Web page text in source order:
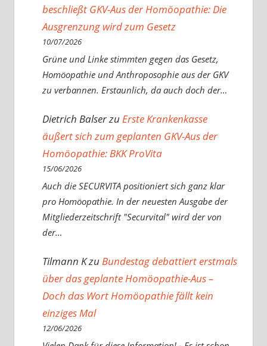
beschließt GKV-Aus der Homöopathie: Die
Ausgrenzung wird zum Gesetz
10/07/2026
Grüne und Linke stimmten gegen das Gesetz,
Homöopathie und Anthroposophie aus der GKV
zu verbannen. Erstaunlich, da auch doch der…
Dietrich BalserzuErste Krankenkasse
äußert sich zum geplanten GKV-Aus der
Homöopathie: BKK ProVita
15/06/2026
Auch die SECURVITA positioniert sich ganz klar
pro Homöopathie. In der neuesten Ausgabe der
Mitgliederzeitschrift "Securvital" wird der von
der…
Tilmann KzuBundestag debattiert erstmals
über das geplante Homöopathie-Aus –
Doch das Wort Homöopathie fällt kein
einziges Mal
12/06/2026